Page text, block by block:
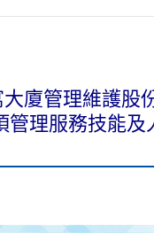
廈管理維護股
理服務技能及